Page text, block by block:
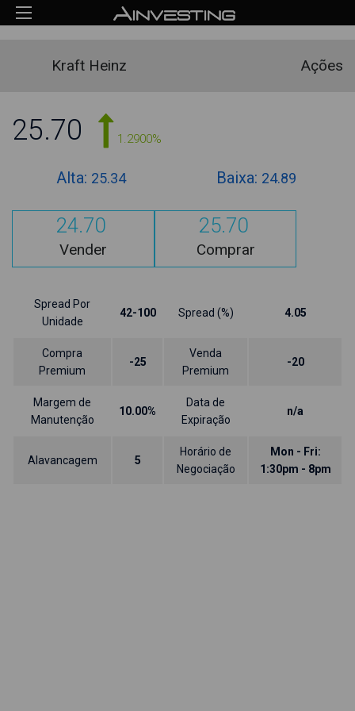
Kraft Heinz Ações
25.70 1.2900%
Alta: 25.34 Baixa: 24.89
24.70
Vender
25.70
Comprar
Spread Por
Unidade
42-100 Spread (%) 4.05
Compra
Premium
-25
Venda
Premium
-20
Margem de
Manutenção
10.00%
Data de
Expiração
n/a
Alavancagem 5
Horário de
Negociação
Mon - Fri:
1:30pm - 8pm